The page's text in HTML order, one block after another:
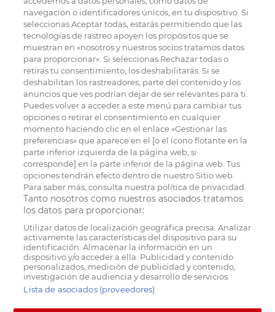
navegación o identificadores únicos, en tu dispositivo. Si
seleccionas Aceptar todas, estarás permitiendo que las
tecnologías de rastreo apoyen los propósitos que se
muestran en «nosotros y nuestros socios tratamos datos
para proporcionar». Si seleccionas Rechazar todas o
retiras tu consentimiento, los deshabilitarás. Si se
deshabilitan los rastreadores, parte del contenido y los
anuncios que ves podrían dejar de ser relevantes para ti.
Puedes volver a acceder a este menú para cambiar tus
opciones o retirar el consentimiento en cualquier
momento haciendo clic en el enlace «Gestionar las
preferencias» que aparece en el [o el ícono flotante en la
parte inferior izquierda de la página web, si
corresponde] en la parte inferior de la página web. Tus
opciones tendrán efecto dentro de nuestro Sitio web.
Para saber más, consulta nuestra política de privacidad.
Tanto nosotros como nuestros asociados tratamos
los datos para proporcionar:
Utilizar datos de localización geográfica precisa. Analizar
activamente las características del dispositivo para su
identificación. Almacenar la información en un
dispositivo y/o acceder a ella. Publicidad y contenido
personalizados, medición de publicidad y contenido,
investigación de audiencia y desarrollo de servicios.
Lista de asociados (proveedores)